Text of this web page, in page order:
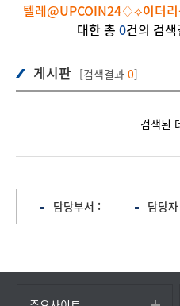
텔레@UPCOIN24♢⟡이더리
대한 총 0건의 검
게시판 [검색결과 0]
검색된
담당부서 : 담당